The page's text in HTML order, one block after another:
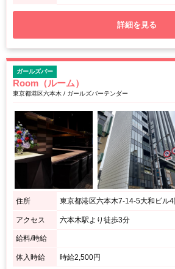
詳細を見る
ガールズバー
Room（ルーム）
東京都港区六本木 / ガールズバーテンダー
住所 東京都港区六本木7-14-5大和ビル
アクセス 六本木駅より徒歩3分
給料/時給
体入時給 時給2,500円